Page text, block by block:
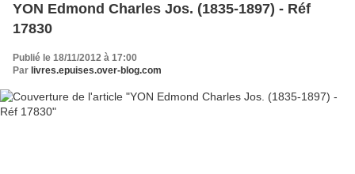
YON Edmond Charles Jos. (1835-1897) - Réf
17830
Publié le 18/11/2012 à 17:00
Par livres.epuises.over-blog.com